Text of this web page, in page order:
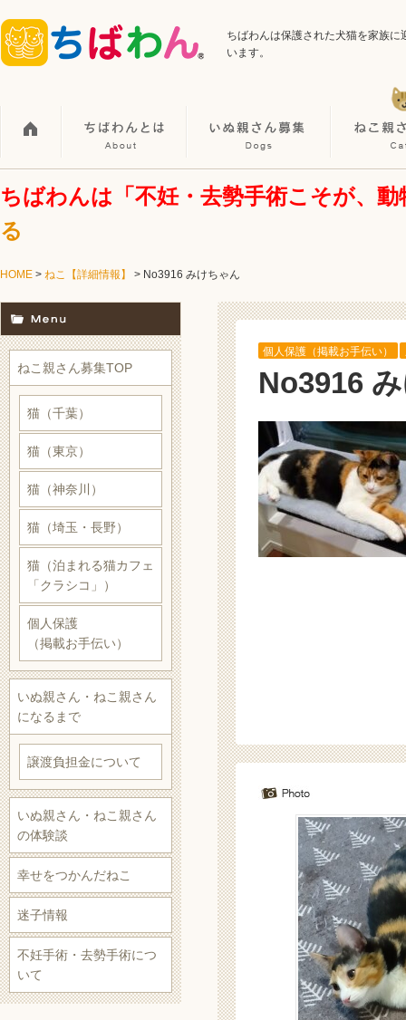
ちばわんは保護された犬猫を家族
います。
ちばわんは「不妊・去勢手術こそが、
る
HOME > ねこ【詳細情報】 > No3916 みけちゃん
個人保護（掲載お手伝い）
No3916
ねこ親さん募集TOP
猫（千葉）
猫（東京）
猫（神奈川）
猫（埼玉・長野）
猫（泊まれる猫カフェ
「クラシコ」）
個人保護
（掲載お手伝い）
いぬ親さん・ねこ親さん
になるまで
譲渡負担金について
いぬ親さん・ねこ親さん
の体験談
幸せをつかんだねこ
迷子情報
不妊手術・去勢手術につ
いて